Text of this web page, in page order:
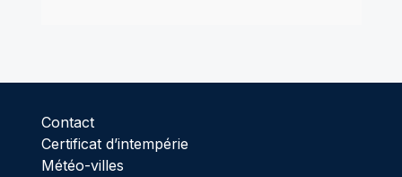
Contact
Certificat d’intempérie
Météo-villes